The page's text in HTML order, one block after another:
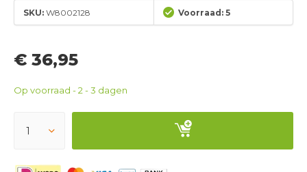
SKU: W8002128 Voorraad: 5
€ 36,95
Op voorraad - 2 - 3 dagen